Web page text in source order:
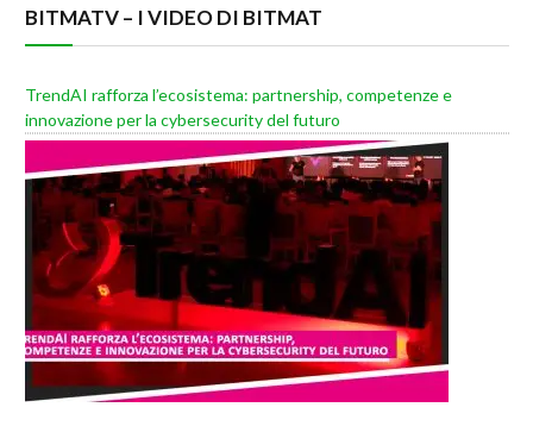
BITMATV – I VIDEO DI BITMAT
TrendAI rafforza l’ecosistema: partnership, competenze e
innovazione per la cybersecurity del futuro